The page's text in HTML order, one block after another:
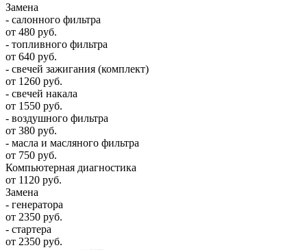
Замена
- салонного фильтра
от 480 руб.
- топливного фильтра
от 640 руб.
- свечей зажигания (комплект)
от 1260 руб.
- свечей накала
от 1550 руб.
- воздушного фильтра
от 380 руб.
- масла и масляного фильтра
от 750 руб.
Компьютерная диагностика
от 1120 руб.
Замена
- генератора
от 2350 руб.
- стартера
от 2350 руб.